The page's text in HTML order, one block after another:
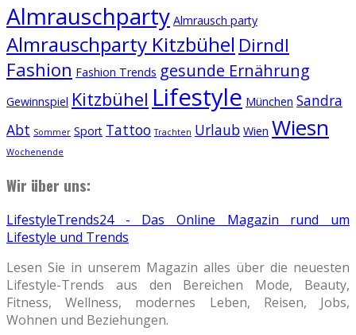
Almrauschparty Almrausch party
Almrauschparty Kitzbühel Dirndl
Fashion Fashion Trends gesunde Ernährung
Gewinnspiel Kitzbühel Lifestyle München Sandra
Abt Sommer Sport Tattoo Trachten Urlaub Wien Wiesn
Wochenende
Wir über uns:
LifestyleTrends24 - Das Online Magazin rund um
Lifestyle und Trends
Lesen Sie in unserem Magazin alles über die neuesten
Lifestyle-Trends aus den Bereichen Mode, Beauty,
Fitness, Wellness, modernes Leben, Reisen, Jobs,
Wohnen und Beziehungen.